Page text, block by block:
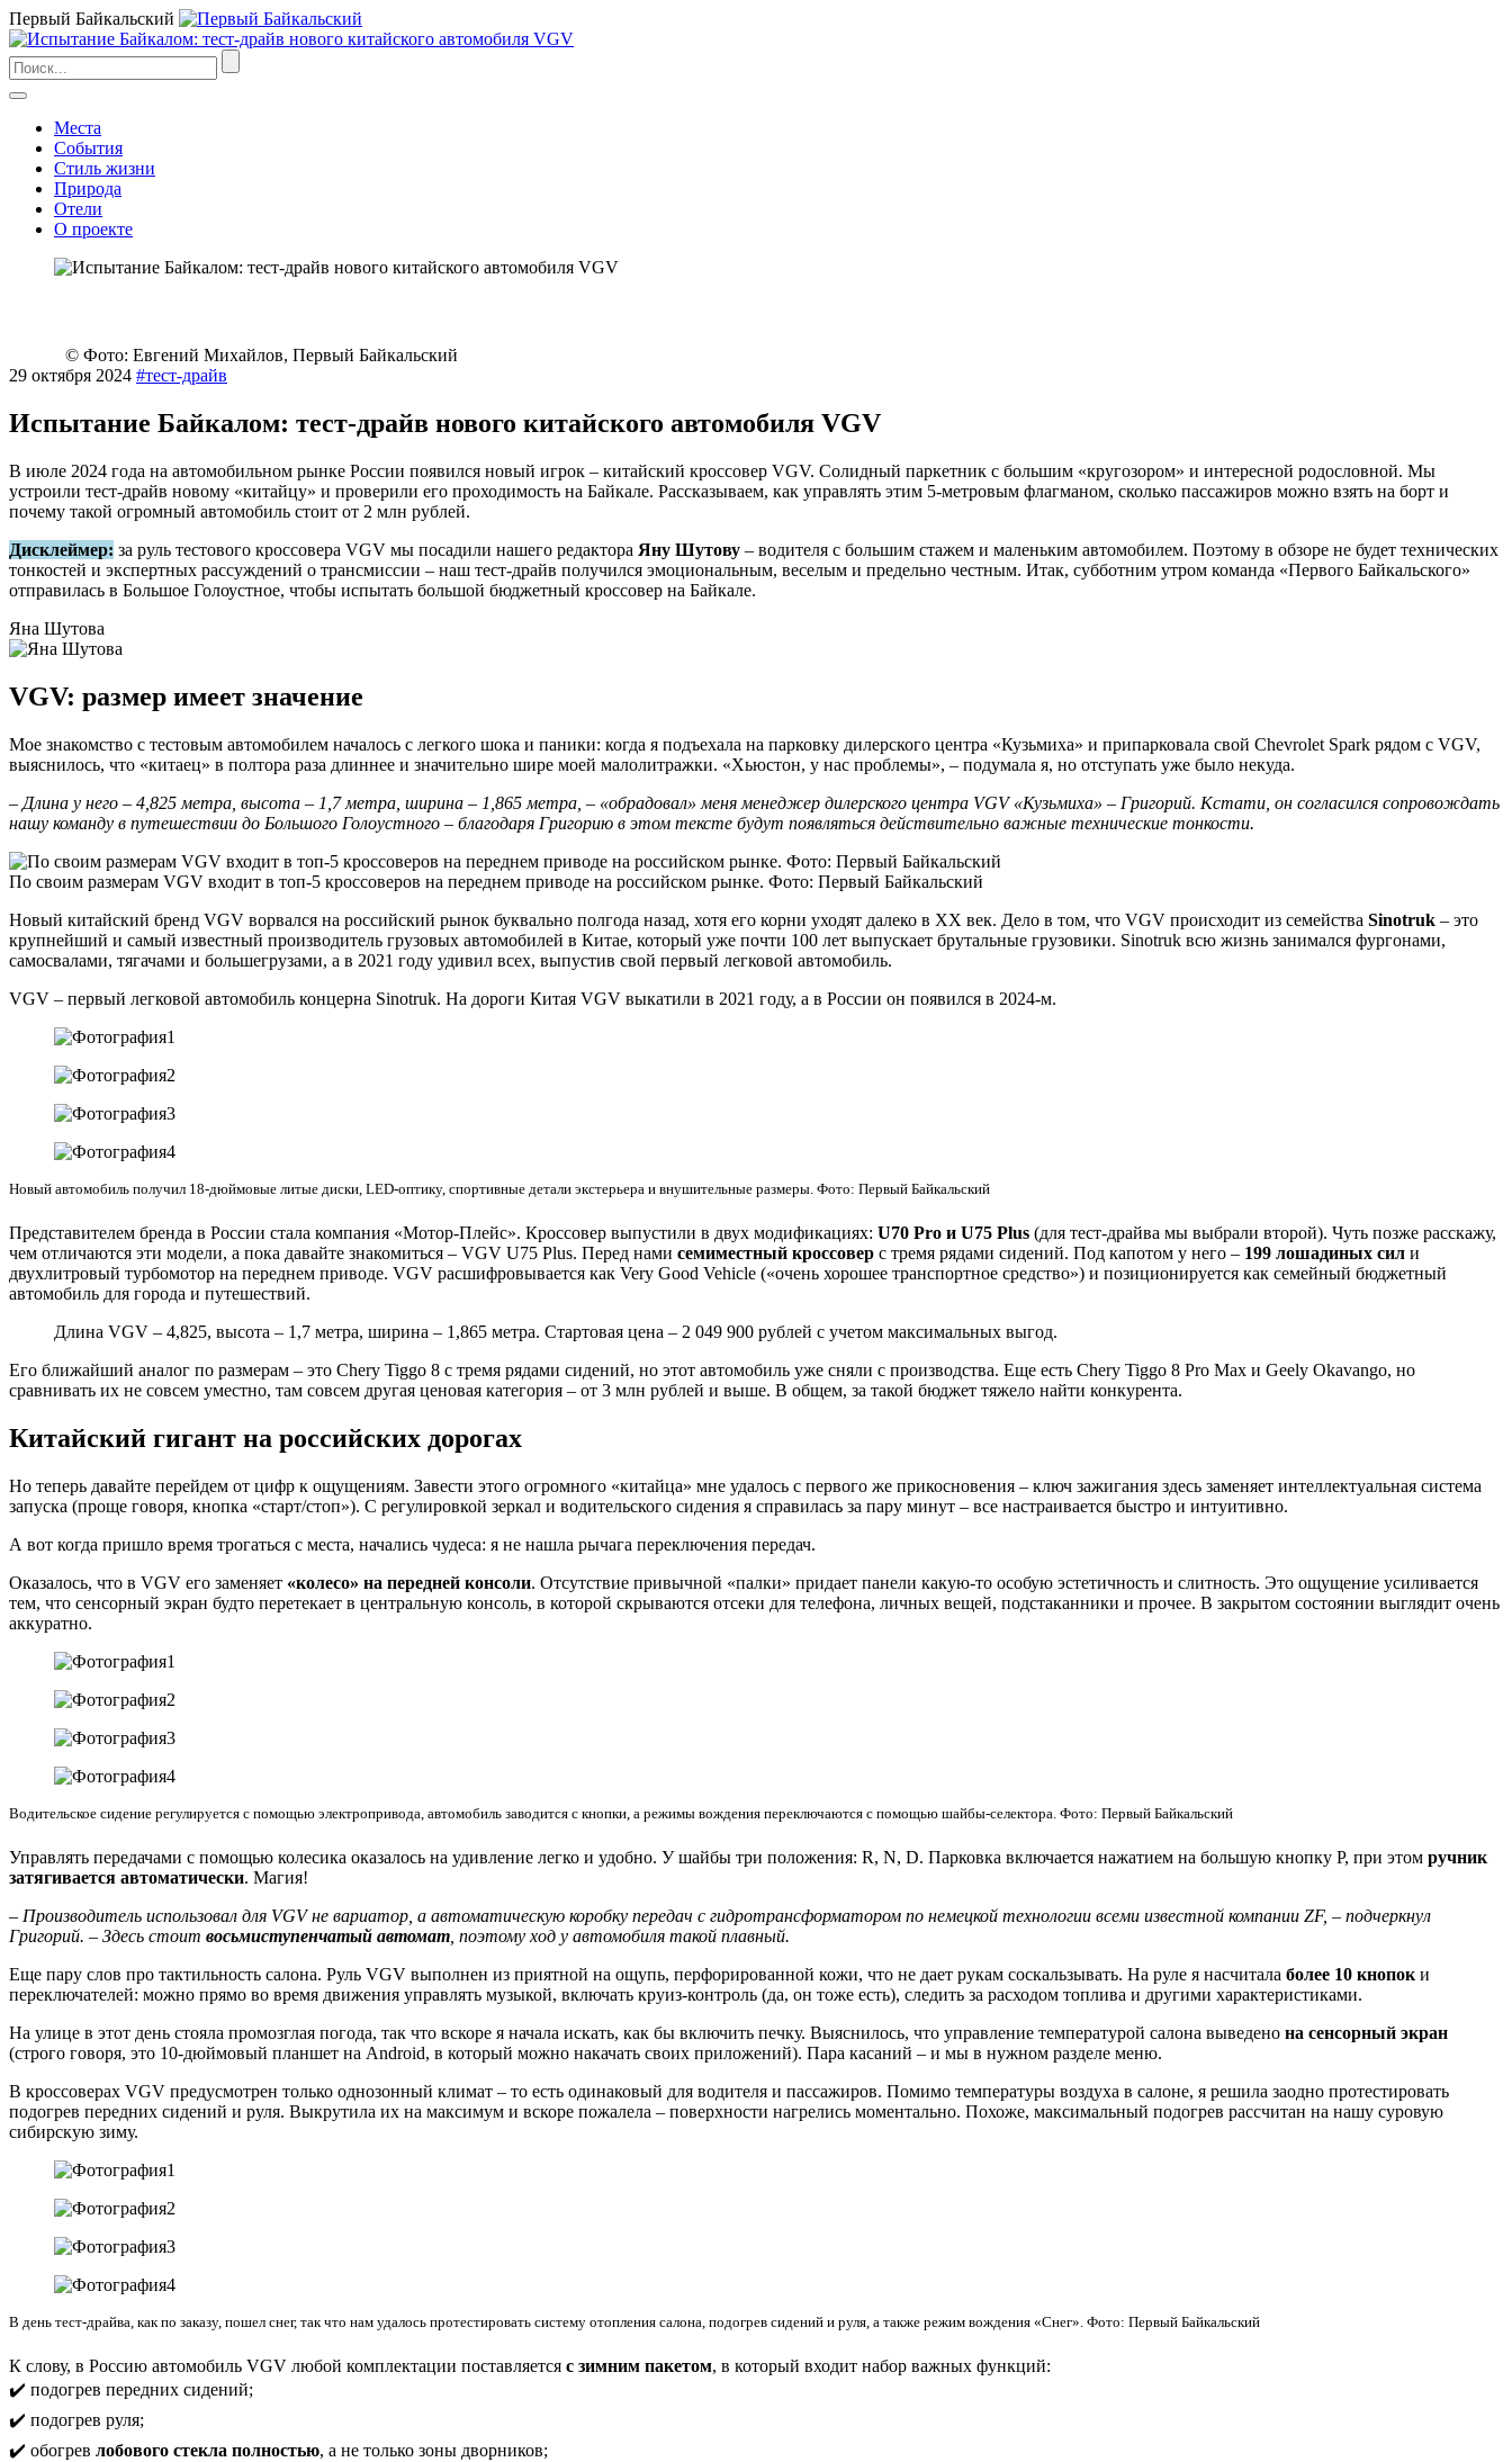
Первый Байкальский
Места
События
Стиль жизни
Природа
Отели
О проекте
© Фото: Евгений Михайлов, Первый Байкальский
29 октября 2024 #тест-драйв
Испытание Байкалом: тест-драйв нового китайского автомобиля VGV
В июле 2024 года на автомобильном рынке России появился новый игрок – китайский кроссовер VGV. Солидный паркетник с большим «кругозором» и интересной родословной. Мы
устроили тест-драйв новому «китайцу» и проверили его проходимость на Байкале. Рассказываем, как управлять этим 5-метровым флагманом, сколько пассажиров можно взять на борт и
почему такой огромный автомобиль стоит от 2 млн рублей.
Дисклеймер: за руль тестового кроссовера VGV мы посадили нашего редактора Яну Шутову – водителя с большим стажем и маленьким автомобилем. Поэтому в обзоре не будет технических
тонкостей и экспертных рассуждений о трансмиссии – наш тест-драйв получился эмоциональным, веселым и предельно честным. Итак, субботним утром команда «Первого Байкальского»
отправилась в Большое Голоустное, чтобы испытать большой бюджетный кроссовер на Байкале.
Яна Шутова
VGV: размер имеет значение
Мое знакомство с тестовым автомобилем началось с легкого шока и паники: когда я подъехала на парковку дилерского центра «Кузьмиха» и припарковала свой Chevrolet Spark рядом с VGV,
выяснилось, что «китаец» в полтора раза длиннее и значительно шире моей малолитражки. «Хьюстон, у нас проблемы», – подумала я, но отступать уже было некуда.
– Длина у него – 4,825 метра, высота – 1,7 метра, ширина – 1,865 метра, – «обрадовал» меня менеджер дилерского центра VGV «Кузьмиха» – Григорий. Кстати, он согласился сопровождать
нашу команду в путешествии до Большого Голоустного – благодаря Григорию в этом тексте будут появляться действительно важные технические тонкости.
По своим размерам VGV входит в топ-5 кроссоверов на переднем приводе на российском рынке. Фото: Первый Байкальский
Новый китайский бренд VGV ворвался на российский рынок буквально полгода назад, хотя его корни уходят далеко в XX век. Дело в том, что VGV происходит из семейства Sinotruk – это
крупнейший и самый известный производитель грузовых автомобилей в Китае, который уже почти 100 лет выпускает брутальные грузовики. Sinotruk всю жизнь занимался фургонами,
самосвалами, тягачами и большегрузами, а в 2021 году удивил всех, выпустив свой первый легковой автомобиль.
VGV – первый легковой автомобиль концерна Sinotruk. На дороги Китая VGV выкатили в 2021 году, а в России он появился в 2024-м.
Новый автомобиль получил 18-дюймовые литые диски, LED-оптику, спортивные детали экстерьера и внушительные размеры. Фото: Первый Байкальский
Представителем бренда в России стала компания «Мотор-Плейс». Кроссовер выпустили в двух модификациях: U70 Pro и U75 Plus (для тест-драйва мы выбрали второй). Чуть позже расскажу,
чем отличаются эти модели, а пока давайте знакомиться – VGV U75 Plus. Перед нами семиместный кроссовер с тремя рядами сидений. Под капотом у него – 199 лошадиных сил и
двухлитровый турбомотор на переднем приводе. VGV расшифровывается как Very Good Vehicle («очень хорошее транспортное средство») и позиционируется как семейный бюджетный
автомобиль для города и путешествий.
Длина VGV – 4,825, высота – 1,7 метра, ширина – 1,865 метра. Стартовая цена – 2 049 900 рублей c учетом максимальных выгод.
Его ближайший аналог по размерам – это Chery Tiggo 8 с тремя рядами сидений, но этот автомобиль уже сняли с производства. Еще есть Chery Tiggo 8 Pro Max и Geely Okavango, но
сравнивать их не совсем уместно, там совсем другая ценовая категория – от 3 млн рублей и выше. В общем, за такой бюджет тяжело найти конкурента.
Китайский гигант на российских дорогах
Но теперь давайте перейдем от цифр к ощущениям. Завести этого огромного «китайца» мне удалось с первого же прикосновения – ключ зажигания здесь заменяет интеллектуальная система
запуска (проще говоря, кнопка «старт/стоп»). С регулировкой зеркал и водительского сидения я справилась за пару минут – все настраивается быстро и интуитивно.
А вот когда пришло время трогаться с места, начались чудеса: я не нашла рычага переключения передач.
Оказалось, что в VGV его заменяет «колесо» на передней консоли. Отсутствие привычной «палки» придает панели какую-то особую эстетичность и слитность. Это ощущение усиливается
тем, что сенсорный экран будто перетекает в центральную консоль, в которой скрываются отсеки для телефона, личных вещей, подстаканники и прочее. В закрытом состоянии выглядит очень
аккуратно.
Водительское сидение регулируется с помощью электропривода, автомобиль заводится с кнопки, а режимы вождения переключаются с помощью шайбы-селектора. Фото: Первый Байкальский
Управлять передачами с помощью колесика оказалось на удивление легко и удобно. У шайбы три положения: R, N, D. Парковка включается нажатием на большую кнопку P, при этом ручник
затягивается автоматически. Магия!
– Производитель использовал для VGV не вариатор, а автоматическую коробку передач с гидротрансформатором по немецкой технологии всеми известной компании ZF, – подчеркнул
Григорий. – Здесь стоит восьмиступенчатый автомат , поэтому ход у автомобиля такой плавный.
Еще пару слов про тактильность салона. Руль VGV выполнен из приятной на ощупь, перфорированной кожи, что не дает рукам соскальзывать. На руле я насчитала более 10 кнопок и
переключателей: можно прямо во время движения управлять музыкой, включать круиз-контроль (да, он тоже есть), следить за расходом топлива и другими характеристиками.
На улице в этот день стояла промозглая погода, так что вскоре я начала искать, как бы включить печку. Выяснилось, что управление температурой салона выведено на сенсорный экран
(строго говоря, это 10-дюймовый планшет на Android, в который можно накачать своих приложений). Пара касаний – и мы в нужном разделе меню.
В кроссоверах VGV предусмотрен только однозонный климат – то есть одинаковый для водителя и пассажиров. Помимо температуры воздуха в салоне, я решила заодно протестировать
подогрев передних сидений и руля. Выкрутила их на максимум и вскоре пожалела – поверхности нагрелись моментально. Похоже, максимальный подогрев рассчитан на нашу суровую
сибирскую зиму.
В день тест-драйва, как по заказу, пошел снег, так что нам удалось протестировать систему отопления салона, подогрев сидений и руля, а также режим вождения «Снег». Фото: Первый Байкальский
К слову, в Россию автомобиль VGV любой комплектации поставляется с зимним пакетом, в который входит набор важных функций:
✔️ подогрев передних сидений;
✔️ подогрев руля;
✔️ обогрев лобового стекла полностью, а не только зоны дворников;